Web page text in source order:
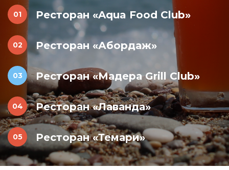
Ресторан «Aqua Food Club»
Ресторан «Абордаж»
Ресторан «Мадера Grill Club»
Ресторан «Лаванда»
Ресторан «Темари»